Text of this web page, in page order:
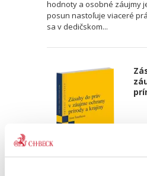
hodnoty a osobné záujmy
posun nastoľuje viaceré
sa v dedičskom...